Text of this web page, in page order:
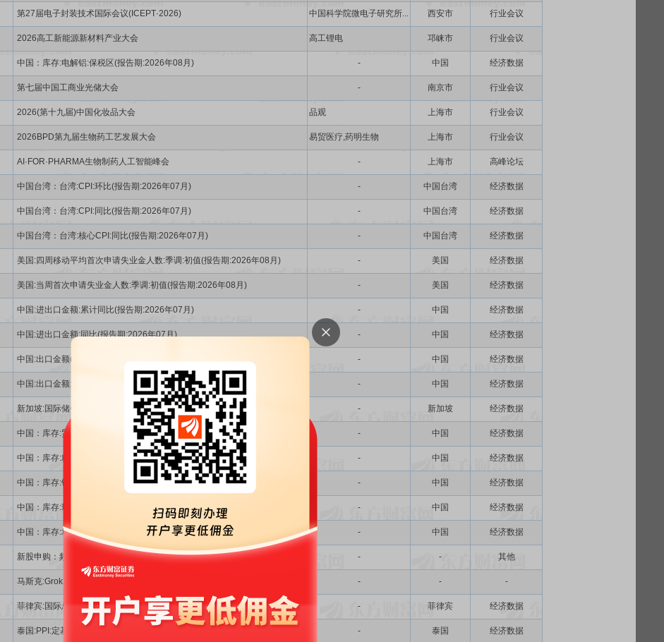
第27届电子封装技术国际会议(ICEPT·2026) 中国科学院微电子研究所... 西安市
行业会议
2026高工新能源新材料产业大会 高工锂电 邛崃市
行业会议
中国：库存:电解铝:保税区(报告期:2026年08月) - 中国
经济数据
第七届中国工商业光储大会 - 南京市
行业会议
2026(第十九届)中国化妆品大会 品观 上海市
行业会议
2026BPD第九届生物药工艺发展大会 易贸医疗,药明生物 上海市
行业会议
AI·FOR·PHARMA生物制药人工智能峰会 - 上海市
高峰论坛
中国台湾：台湾:CPI:环比(报告期:2026年07月) - 中国台湾
经济数据
中国台湾：台湾:CPI:同比(报告期:2026年07月) - 中国台湾
经济数据
中国台湾：台湾:核心CPI:同比(报告期:2026年07月) - 中国台湾
经济数据
美国:四周移动平均首次申请失业金人数:季调:初值(报告期:2026年08月) - 美国
经济数据
美国:当周首次申请失业金人数:季调:初值(报告期:2026年08月) - 美国
经济数据
中国:进出口金额:累计同比(报告期:2026年07月) - 中国
经济数据
中国:进出口金额:同比(报告期:2026年07月) - 中国
经济数据
中国:出口金额(报告期:2026年07月) - 中国
经济数据
中国:出口金额:累计同比(报告期:2026年07月) - 中国
经济数据
新加坡:国际储备(报告期:2026年07月) - 新加坡
经济数据
中国：库存:贸易矿:46港(报告期:2026年08月) - 中国
经济数据
中国：库存:精粉:46港(报告期:2026年08月) - 中国
经济数据
中国：库存:铁矿石:46港(报告期:2026年08月) - 中国
经济数据
中国：库存:球团:46港(报告期:2026年08月) - 中国
经济数据
中国：库存:块矿:46港(报告期:2026年08月) - 中国
经济数据
新股申购：频准激光 - -
其他
马斯克:Grok·4.6预计8月7日发布,Grok·4.7预计在几周后推出 - -
-
菲律宾:国际总储备(报告期:2026年07月) - 菲律宾
经济数据
泰国:PPI:定基数(报告期:2026年07月) - 泰国
经济数据